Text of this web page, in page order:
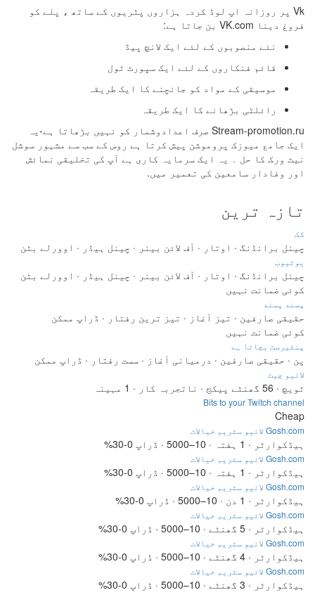
Vk پر روزانہ اپ لوڈ کردہ ہزاروں پٹریوں کے ساتھ ، پلے کو
فروغ دینا VK.com بن جاتا ہے:
نئے منصوبوں کے لئے ایک لانچ پیڈ
قائم فنکاروں کے لئے ایک سپورٹ ٹول
موسیقی کے مواد کو جانچنے کا ایک طریقہ
رائلٹی بڑھانے کا ایک طریقہ
Stream-promotion.ru صرف اعدادوشمار کو نہیں بڑھاتا ہے-یہ
ایک جامع میوزک پروموشن پیش کرتا ہے روس کے سب سے مشہور سوشل
نیٹ ورک کا حل ۔ یہ ایک سرمایہ کاری ہے آپ کی تخلیقی نمائش
اور وفادار سامعین کی تعمیر میں.
تازہ ترین
کک
چینل برانڈنگ · اوتار · آف لائن بینر · چینل ہیڈر · اوورلے بٹن
یوٹیوب
چینل برانڈنگ · اوتار · آف لائن بینر · چینل ہیڈر · اوورلے بٹن
کوئی ضمانت نہیں
پسند پسند
حقیقی صارفین · تیز آغاز · تیز ترین رفتار · ڈراپ ممکن
کوئی ضمانت نہیں
پنٹیرسٹ بچاتا ہے
پن · حقیقی صارفین · درمیانی آغاز · سست رفتار · ڈراپ ممکن
لائیو چیٹ
ٹویچ · 56 گھنٹے پیکج · ناتجربہ کار · 1 مہینہ
Bits to your Twitch channel
Cheap
Gosh.com لائیو سٹریم خیالات
ہیڈکوارٹر · 1 ہفتہ · 10–5000 · ڈراپ 0-30%
Gosh.com لائیو سٹریم خیالات
ہیڈکوارٹر · 1 ہفتہ · 10–5000 · ڈراپ 0-30%
Gosh.com لائیو سٹریم خیالات
ہیڈکوارٹر · 1 دن · 10–5000 · ڈراپ 0-30%
Gosh.com لائیو سٹریم خیالات
ہیڈکوارٹر · 5 گھنٹے · 10–5000 · ڈراپ 0-30%
Gosh.com لائیو سٹریم خیالات
ہیڈکوارٹر · 4 گھنٹے · 10–5000 · ڈراپ 0-30%
Gosh.com لائیو سٹریم خیالات
ہیڈکوارٹر · 3 گھنٹے · 10–5000 · ڈراپ 0-30%